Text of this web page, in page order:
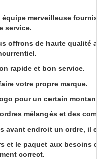
merveilleuse
service.
offrons de haute qualité
rapide et bon service.
votre propre marque.
pour un certain
mélangés et des
avant endroit un ordre, il
et le paquet aux besoins
correct.